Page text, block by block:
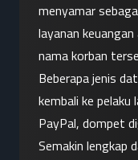
menyamar
layanan
nama korban
Beberapa jenis
kembali ke pelaku
PayPal, dompet
Semakin lengkap